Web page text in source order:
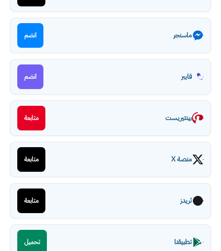
ماسنجر انضم
فايبر انضم
بينتيريست متابعة
منصة X متابعة
ثريدز متابعة
تطبيقنا تحميل